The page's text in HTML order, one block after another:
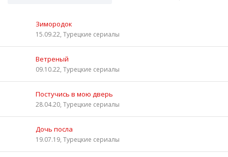
Зимородок
15.09.22, Турецкие сериалы
Ветреный
09.10.22, Турецкие сериалы
Постучись в мою дверь
28.04.20, Турецкие сериалы
Дочь посла
19.07.19, Турецкие сериалы